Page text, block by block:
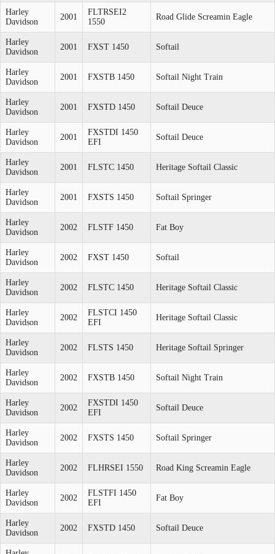
Harley
Davidson
2001
FLTRSEI2
1550
Road Glide Screamin Eagle
Harley
Davidson
2001 FXST 1450 Softail
Harley
Davidson
2001 FXSTB 1450 Softail Night Train
Harley
Davidson
2001 FXSTD 1450 Softail Deuce
Harley
Davidson
2001
FXSTDI 1450
EFI
Softail Deuce
Harley
Davidson
2001 FLSTC 1450 Heritage Softail Classic
Harley
Davidson
2001 FXSTS 1450 Softail Springer
Harley
Davidson
2002 FLSTF 1450 Fat Boy
Harley
Davidson
2002 FXST 1450 Softail
Harley
Davidson
2002 FLSTC 1450 Heritage Softail Classic
Harley
Davidson
2002
FLSTCI 1450
EFI
Heritage Softail Classic
Harley
Davidson
2002 FLSTS 1450 Heritage Softail Springer
Harley
Davidson
2002 FXSTB 1450 Softail Night Train
Harley
Davidson
2002
FXSTDI 1450
EFI
Softail Deuce
Harley
Davidson
2002 FXSTS 1450 Softail Springer
Harley
Davidson
2002 FLHRSEI 1550 Road King Screamin Eagle
Harley
Davidson
2002
FLSTFI 1450
EFI
Fat Boy
Harley
Davidson
2002 FXSTD 1450 Softail Deuce